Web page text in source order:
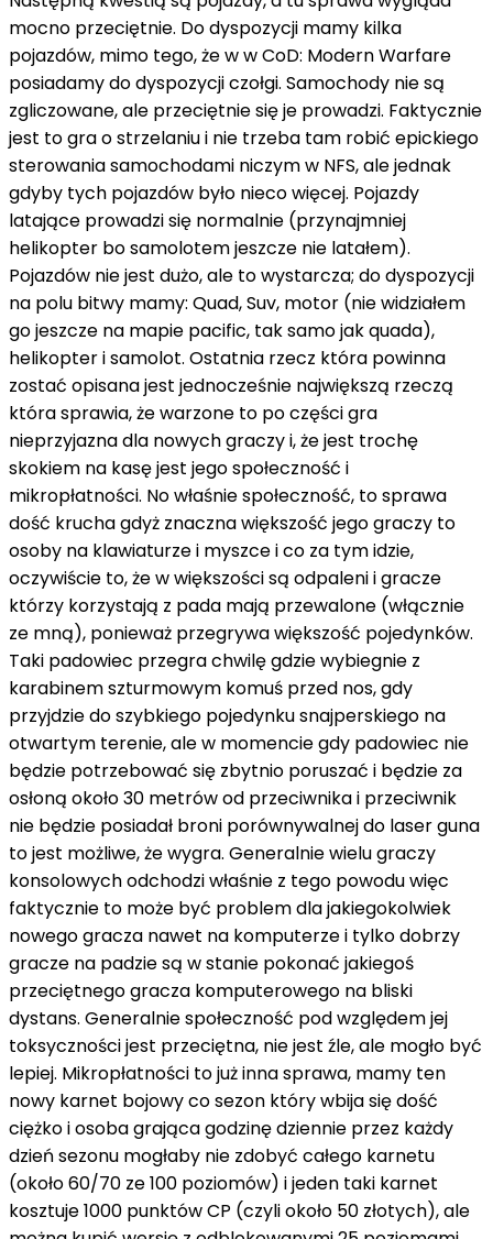
mocno przeciętnie. Do dyspozycji mamy kilka
pojazdów, mimo tego, że w w CoD: Modern Warfare
posiadamy do dyspozycji czołgi. Samochody nie są
zgliczowane, ale przeciętnie się je prowadzi. Faktycznie
jest to gra o strzelaniu i nie trzeba tam robić epickiego
sterowania samochodami niczym w NFS, ale jednak
gdyby tych pojazdów było nieco więcej. Pojazdy
latające prowadzi się normalnie (przynajmniej
helikopter bo samolotem jeszcze nie latałem).
Pojazdów nie jest dużo, ale to wystarcza; do dyspozycji
na polu bitwy mamy: Quad, Suv, motor (nie widziałem
go jeszcze na mapie pacific, tak samo jak quada),
helikopter i samolot. Ostatnia rzecz która powinna
zostać opisana jest jednocześnie największą rzeczą
która sprawia, że warzone to po części gra
nieprzyjazna dla nowych graczy i, że jest trochę
skokiem na kasę jest jego społeczność i
mikropłatności. No właśnie społeczność, to sprawa
dość krucha gdyż znaczna większość jego graczy to
osoby na klawiaturze i myszce i co za tym idzie,
oczywiście to, że w większości są odpaleni i gracze
którzy korzystają z pada mają przewalone (włącznie
ze mną), ponieważ przegrywa większość pojedynków.
Taki padowiec przegra chwilę gdzie wybiegnie z
karabinem szturmowym komuś przed nos, gdy
przyjdzie do szybkiego pojedynku snajperskiego na
otwartym terenie, ale w momencie gdy padowiec nie
będzie potrzebować się zbytnio poruszać i będzie za
osłoną około 30 metrów od przeciwnika i przeciwnik
nie będzie posiadał broni porównywalnej do laser guna
to jest możliwe, że wygra. Generalnie wielu graczy
konsolowych odchodzi właśnie z tego powodu więc
faktycznie to może być problem dla jakiegokolwiek
nowego gracza nawet na komputerze i tylko dobrzy
gracze na padzie są w stanie pokonać jakiegoś
przeciętnego gracza komputerowego na bliski
dystans. Generalnie społeczność pod względem jej
toksyczności jest przeciętna, nie jest źle, ale mogło być
lepiej. Mikropłatności to już inna sprawa, mamy ten
nowy karnet bojowy co sezon który wbija się dość
ciężko i osoba grająca godzinę dziennie przez każdy
dzień sezonu mogłaby nie zdobyć całego karnetu
(około 60/70 ze 100 poziomów) i jeden taki karnet
kosztuje 1000 punktów CP (czyli około 50 złotych), ale